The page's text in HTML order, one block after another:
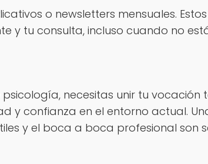
o newsletters mensuales.
y tu consulta, incluso cuando no
necesitas unir tu
y confianza en el entorno actual.
y el boca a boca profesional son